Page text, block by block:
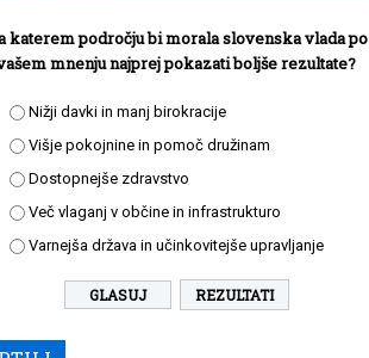
katerem področju bi morala slovenska vlada po
mnenju najprej pokazati boljše rezultate?
Nižji davki in manj birokracije
Višje pokojnine in pomoč družinam
Dostopnejše zdravstvo
Več vlaganj v občine in infrastrukturo
Varnejša država in učinkovitejše upravljanje
REZULTATI